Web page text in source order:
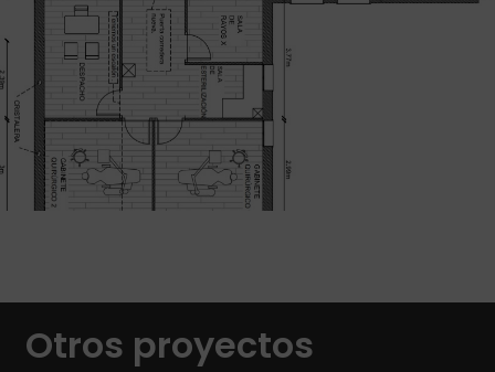
Otros proyectos